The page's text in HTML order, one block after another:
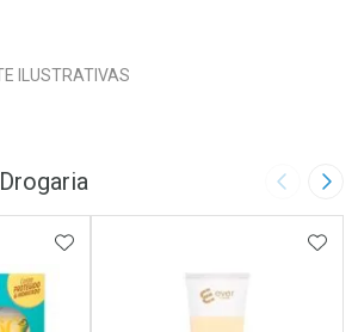
ILUSTRATIVAS
Imagem
ADICIONAR AOS FAVORITOS